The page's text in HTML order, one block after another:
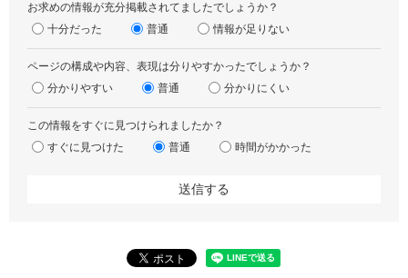
お求めの情報が充分掲載されてましたでしょうか？
十分だった
普通 情報が足りない
ページの構成や内容、表現は分りやすかったでしょうか？
分かりやすい
普通 分かりにくい
この情報をすぐに見つけられましたか？
すぐに見つけた
普通 時間がかかった